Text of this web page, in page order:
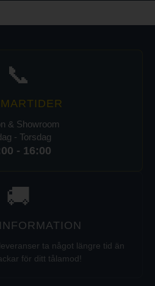
📞
& Showroom
- Torsdag
- 16:00
🚚
ta något längre tid än
för ditt tålamod!